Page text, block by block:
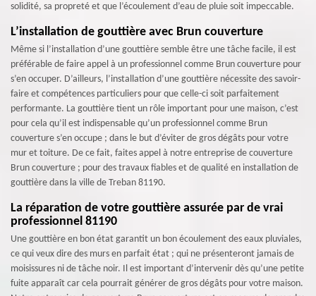
solidité, sa propreté et que l’écoulement d’eau de pluie soit impeccable.
L’installation de gouttière avec Brun couverture
Même si l’installation d’une gouttière semble être une tâche facile, il est
préférable de faire appel à un professionnel comme Brun couverture pour
s’en occuper. D’ailleurs, l’installation d’une gouttière nécessite des savoir-
faire et compétences particuliers pour que celle-ci soit parfaitement
performante. La gouttière tient un rôle important pour une maison, c’est
pour cela qu’il est indispensable qu’un professionnel comme Brun
couverture s’en occupe ; dans le but d’éviter de gros dégâts pour votre
mur et toiture. De ce fait, faites appel à notre entreprise de couverture
Brun couverture ; pour des travaux fiables et de qualité en installation de
gouttière dans la ville de Treban 81190.
La réparation de votre gouttière assurée par de vrai
professionnel 81190
Une gouttière en bon état garantit un bon écoulement des eaux pluviales,
ce qui veux dire des murs en parfait état ; qui ne présenteront jamais de
moisissures ni de tâche noir. Il est important d’intervenir dès qu’une petite
fuite apparaît car cela pourrait générer de gros dégâts pour votre maison.